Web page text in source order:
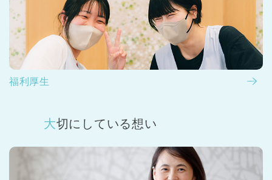
福利厚生
大切にしている想い